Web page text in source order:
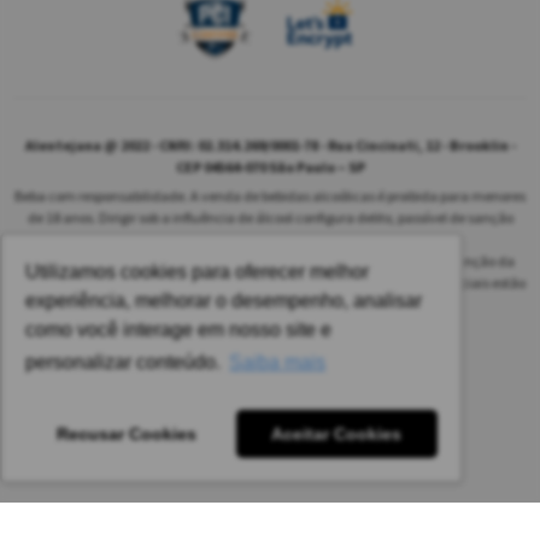
Utilizamos cookies para oferecer melhor
experiência, melhorar o desempenho, analisar
como você interage em nosso site e
personalizar conteúdo.
Saiba mais
Recusar Cookies Aceitar Cookies
Alentejana @ 2022 - CNPJ: 02.314.269/0001-78 - Rua Cincinati, 12 - Brooklin -
CEP 04564-070 São Paulo – SP
Beba com responsabilidade. A venda de bebidas alcoólicas é proibida para menores
de 18 anos. Dirigir sob a influência de álcool configura delito, passível de sanção
As safras dos vinhos poderão ser diferentes das informadas no site em função da
disponibilidade do nosso estoque. Alteração de preços e condições comerciais estão
sujeitas a alteração sem aviso prévio.
Pedido mínimo: R$ 1.650,00 para todas as regiões.
Imagens meramente ilustrativas.